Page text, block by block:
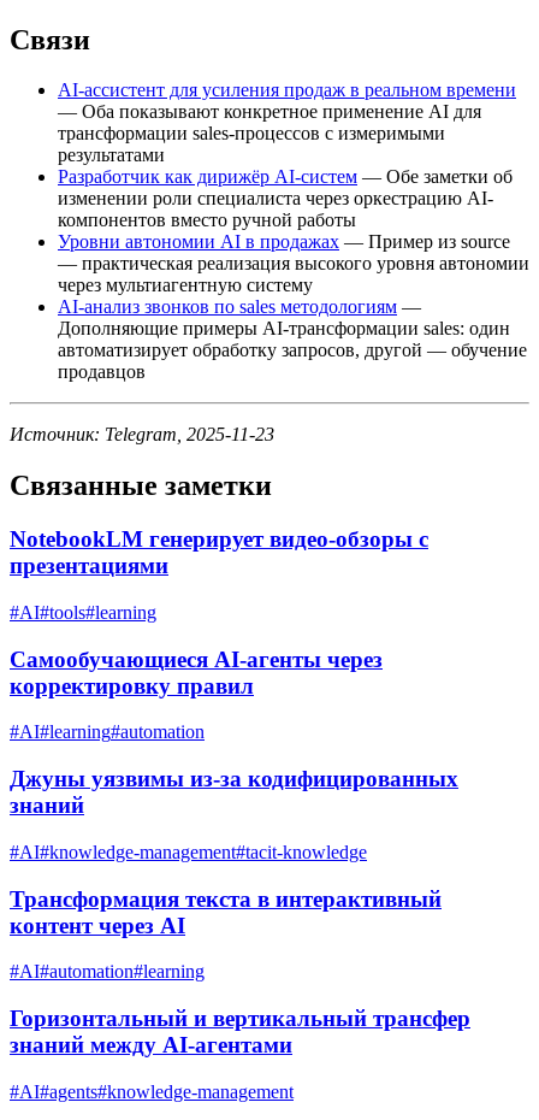
Связи
AI-ассистент для усиления продаж в реальном времени
— Оба показывают конкретное применение AI для
трансформации sales-процессов с измеримыми
результатами
Разработчик как дирижёр AI-систем — Обе заметки об
изменении роли специалиста через оркестрацию AI-
компонентов вместо ручной работы
Уровни автономии AI в продажах — Пример из source
— практическая реализация высокого уровня автономии
через мультиагентную систему
AI-анализ звонков по sales методологиям —
Дополняющие примеры AI-трансформации sales: один
автоматизирует обработку запросов, другой — обучение
продавцов
Источник: Telegram, 2025-11-23
Связанные заметки
NotebookLM генерирует видео-обзоры с
презентациями
#AI#tools#learning
Самообучающиеся AI-агенты через
корректировку правил
#AI#learning#automation
Джуны уязвимы из-за кодифицированных
знаний
#AI#knowledge-management#tacit-knowledge
Трансформация текста в интерактивный
контент через AI
#AI#automation#learning
Горизонтальный и вертикальный трансфер
знаний между AI-агентами
#AI#agents#knowledge-management